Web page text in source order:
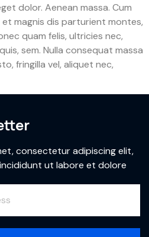
dolor. Aenean massa. Cum
magnis dis parturient montes,
quam felis, ultricies nec,
sem. Nulla consequat massa
fringilla vel, aliquet nec,
consectetur adipiscing elit,
ut labore et dolore